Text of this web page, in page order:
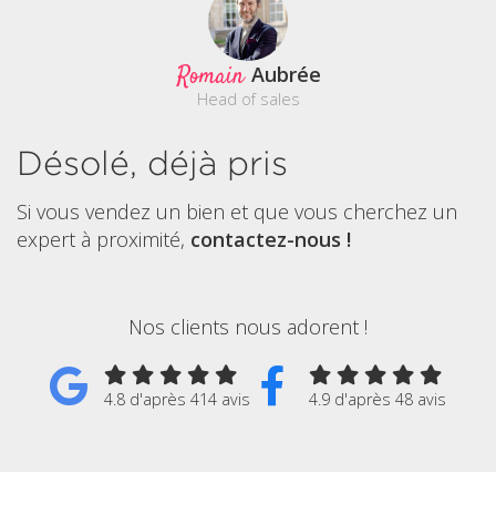
Romain Aubrée
Head of sales
Désolé, déjà pris
Si vous vendez un bien et que vous cherchez un
expert à proximité, contactez-nous !
Nos clients nous adorent !
4.8 d'après 414 avis 4.9 d'après 48 avis